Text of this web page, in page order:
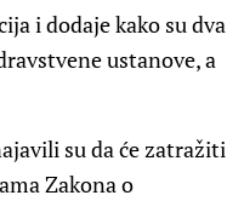
i dodaje kako su dva
ustanove, a
su da će zatražiti
Zakona o